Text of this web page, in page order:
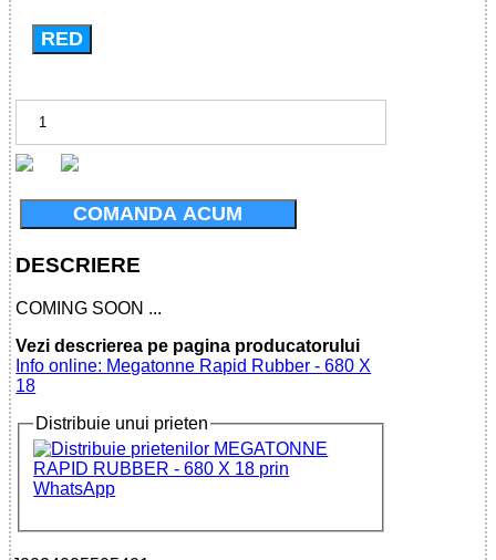
RED
COMANDA ACUM
DESCRIERE
COMING SOON ...
Vezi descrierea pe pagina producatorului
Info online: Megatonne Rapid Rubber - 680 X
18
Distribuie unui prieten